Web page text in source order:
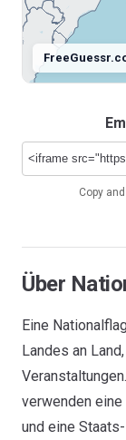
Copy
Über
Eine
Landes an
verwenden
und eine